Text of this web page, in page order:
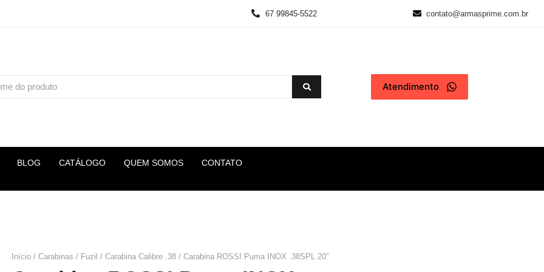
67 99845-5522 contato@armasprime.com.br
Atendimento
BLOG CATÁLOGO QUEM SOMOS CONTATO
Início/ Carabinas / Fuzil / Carabina Calibre .38/ Carabina ROSSI Puma INOX .38SPL 20″